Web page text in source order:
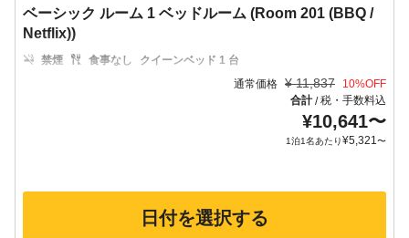
ベーシック ルーム 1 ベッドルーム (Room 201 (BBQ /
Netflix))
禁煙 食事なし
クイーンベッド 1 台
通常価格 ¥ 11,837 10%OFF
合計/税・手数料込
¥10,641〜
1泊1名あたり¥5,321〜
日付を選択する